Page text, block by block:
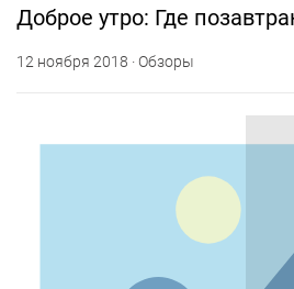
Доброе утро: Где
12 ноября 2018 · Обзоры